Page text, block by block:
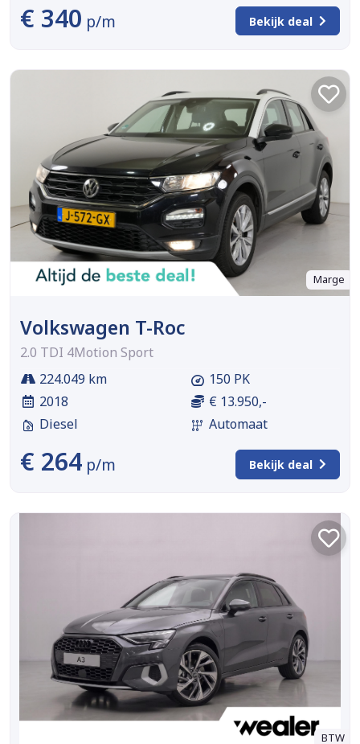
€ 340 p/m Bekijk deal
Marge
Volkswagen T-Roc
2.0 TDI 4Motion Sport
224.049 km
2018
Diesel
150 PK
€ 13.950,-
Automaat
€ 264 p/m Bekijk deal
BTW